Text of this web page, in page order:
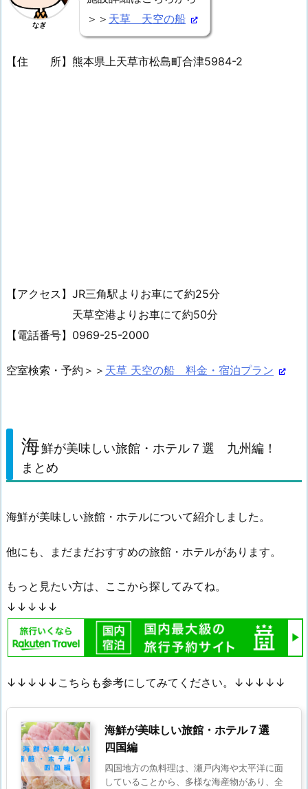
なぎ
＞＞ 天草 天空の船
【住 所】熊本県上天草市松島町合津5984-2
【アクセス】JR三角駅よりお車にて約25分
天草空港よりお車にて約50分
【電話番号】0969-25-2000
空室検索・予約＞＞ 天草 天空の船 料金・宿泊プラン
海鮮が美味しい旅館・ホテル７選 九州編！
まとめ
海鮮が美味しい旅館・ホテルについて紹介しました。
他にも、まだまだおすすめの旅館・ホテルがあります。
もっと見たい方は、ここから探してみてね。
↓↓↓↓↓
↓↓↓↓↓こちらも参考にしてみてください。↓↓↓↓↓
海鮮が美味しい旅館・ホテル７選
四国編
四国地方の魚料理は、瀬戸内海や太平洋に面
していることから、多様な海産物があり、全